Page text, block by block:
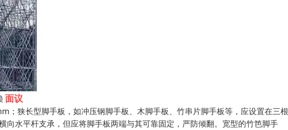
面议
；狭长型脚手板，如冲压钢脚手板、木脚手板、竹串片脚手板等，应设置在三
向水平杆支承，但应将脚手板两端与其可靠固定，严防倾翻。宽型的竹笆脚手